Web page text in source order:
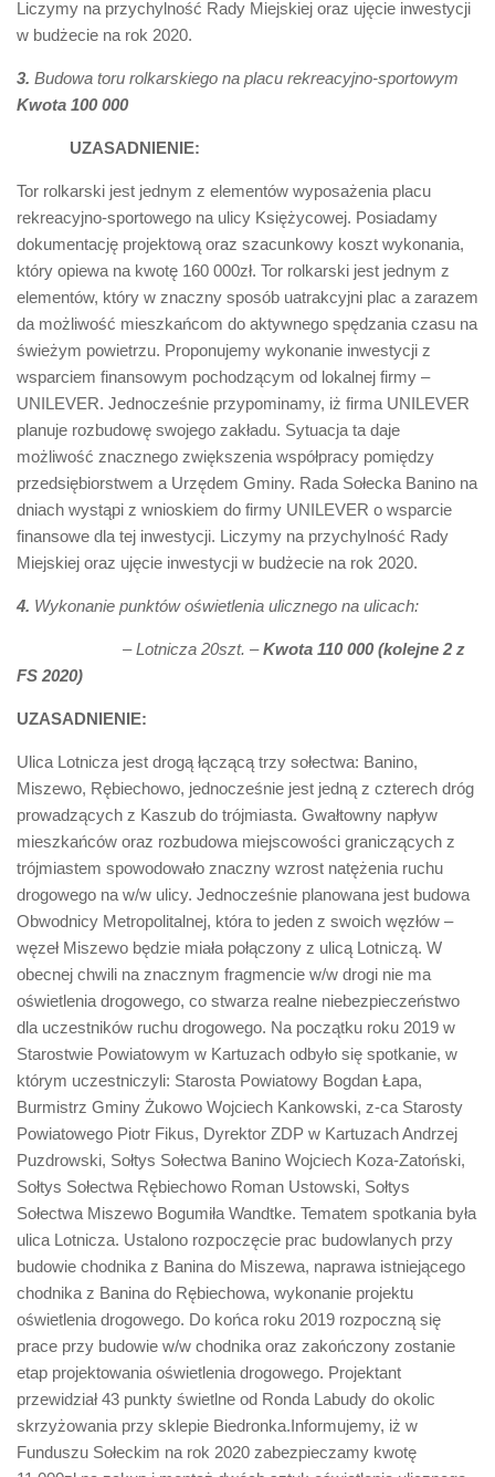
Liczymy na przychylność Rady Miejskiej oraz ujęcie inwestycji
w budżecie na rok 2020.
3. Budowa toru rolkarskiego na placu rekreacyjno-sportowym
Kwota 100 000
UZASADNIENIE:
Tor rolkarski jest jednym z elementów wyposażenia placu
rekreacyjno-sportowego na ulicy Księżycowej. Posiadamy
dokumentację projektową oraz szacunkowy koszt wykonania,
który opiewa na kwotę 160 000zł. Tor rolkarski jest jednym z
elementów, który w znaczny sposób uatrakcyjni plac a zarazem
da możliwość mieszkańcom do aktywnego spędzania czasu na
świeżym powietrzu. Proponujemy wykonanie inwestycji z
wsparciem finansowym pochodzącym od lokalnej firmy –
UNILEVER. Jednocześnie przypominamy, iż firma UNILEVER
planuje rozbudowę swojego zakładu. Sytuacja ta daje
możliwość znacznego zwiększenia współpracy pomiędzy
przedsiębiorstwem a Urzędem Gminy. Rada Sołecka Banino na
dniach wystąpi z wnioskiem do firmy UNILEVER o wsparcie
finansowe dla tej inwestycji. Liczymy na przychylność Rady
Miejskiej oraz ujęcie inwestycji w budżecie na rok 2020.
4. Wykonanie punktów oświetlenia ulicznego na ulicach:
– Lotnicza 20szt. –Kwota 110 000 (kolejne 2 z
FS 2020)
UZASADNIENIE:
Ulica Lotnicza jest drogą łączącą trzy sołectwa: Banino,
Miszewo, Rębiechowo, jednocześnie jest jedną z czterech dróg
prowadzących z Kaszub do trójmiasta. Gwałtowny napływ
mieszkańców oraz rozbudowa miejscowości graniczących z
trójmiastem spowodowało znaczny wzrost natężenia ruchu
drogowego na w/w ulicy. Jednocześnie planowana jest budowa
Obwodnicy Metropolitalnej, która to jeden z swoich węzłów –
węzeł Miszewo będzie miała połączony z ulicą Lotniczą. W
obecnej chwili na znacznym fragmencie w/w drogi nie ma
oświetlenia drogowego, co stwarza realne niebezpieczeństwo
dla uczestników ruchu drogowego. Na początku roku 2019 w
Starostwie Powiatowym w Kartuzach odbyło się spotkanie, w
którym uczestniczyli: Starosta Powiatowy Bogdan Łapa,
Burmistrz Gminy Żukowo Wojciech Kankowski, z-ca Starosty
Powiatowego Piotr Fikus, Dyrektor ZDP w Kartuzach Andrzej
Puzdrowski, Sołtys Sołectwa Banino Wojciech Koza-Zatoński,
Sołtys Sołectwa Rębiechowo Roman Ustowski, Sołtys
Sołectwa Miszewo Bogumiła Wandtke. Tematem spotkania była
ulica Lotnicza. Ustalono rozpoczęcie prac budowlanych przy
budowie chodnika z Banina do Miszewa, naprawa istniejącego
chodnika z Banina do Rębiechowa, wykonanie projektu
oświetlenia drogowego. Do końca roku 2019 rozpoczną się
prace przy budowie w/w chodnika oraz zakończony zostanie
etap projektowania oświetlenia drogowego. Projektant
przewidział 43 punkty świetlne od Ronda Labudy do okolic
skrzyżowania przy sklepie Biedronka.Informujemy, iż w
Funduszu Sołeckim na rok 2020 zabezpieczamy kwotę